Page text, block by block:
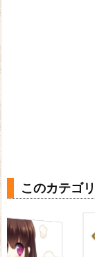
このカテゴ